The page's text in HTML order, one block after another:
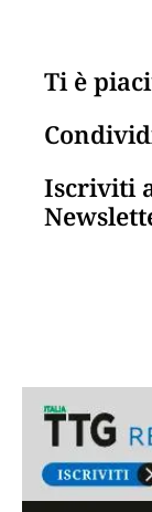
Ti è
Iscriviti